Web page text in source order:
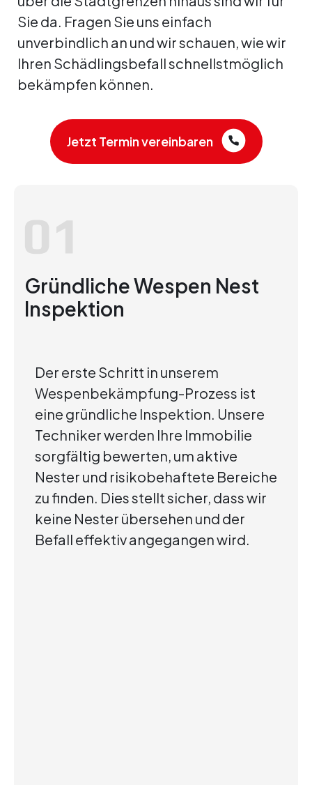
Sie da. Fragen Sie uns einfach
unverbindlich an und wir schauen, wie wir
Ihren Schädlingsbefall schnellstmöglich
bekämpfen können.
Jetzt Termin vereinbaren
Gründliche Wespen Nest
Inspektion
Der erste Schritt in unserem
Wespenbekämpfung-Prozess ist
eine gründliche Inspektion. Unsere
Techniker werden Ihre Immobilie
sorgfältig bewerten, um aktive
Nester und risikobehaftete Bereiche
zu finden. Dies stellt sicher, dass wir
keine Nester übersehen und der
Befall effektiv angegangen wird.